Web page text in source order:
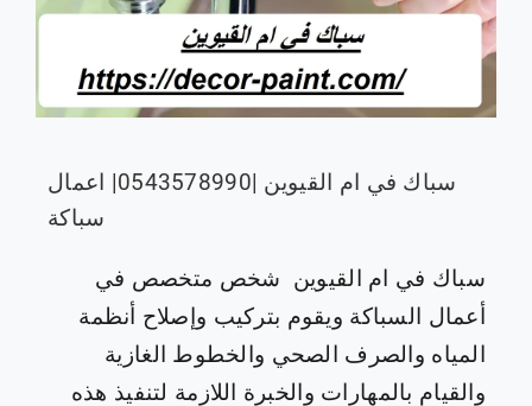
سباك في ام القيوين |0543578990| اعمال
سباكة
سباك في ام القيوين شخص متخصص في
أعمال السباكة ويقوم بتركيب وإصلاح أنظمة
المياه والصرف الصحي والخطوط الغازية
والقيام بالمهارات والخبرة اللازمة لتنفيذ هذه